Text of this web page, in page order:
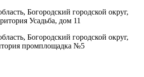
Богородский городской округ,
Усадьба, дом 11
Богородский городской округ,
промплощадка №5